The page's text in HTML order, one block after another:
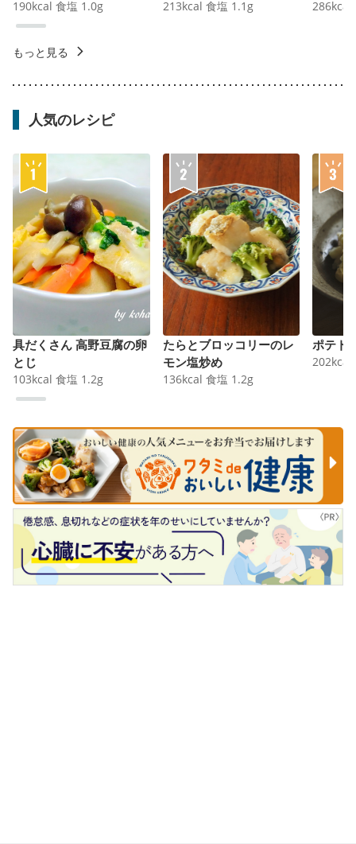
190kcal 食塩 1.0g 213kcal 食塩 1.1 g 286kcal
もっと見る
人気のレシピ
具だくさん 高野豆腐の卵
とじ
103kcal 食塩 1.2g
たらとブロッコリーのレ
モン塩炒め
136kcal 食塩 1.2g
ポテト
202kcal